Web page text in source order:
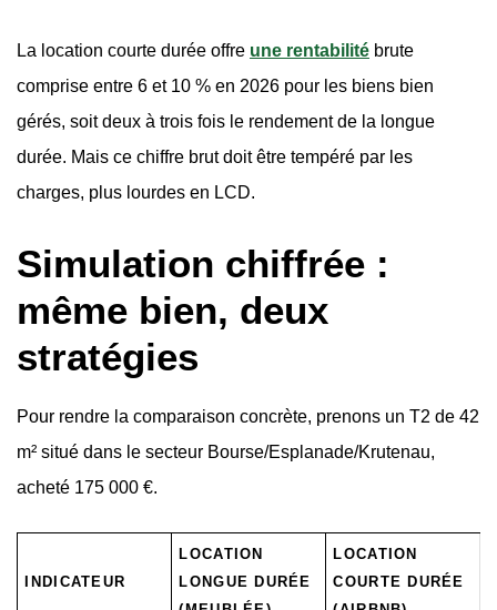
La location courte durée offre une rentabilité brute
comprise entre 6 et 10 % en 2026 pour les biens bien
gérés, soit deux à trois fois le rendement de la longue
durée. Mais ce chiffre brut doit être tempéré par les
charges, plus lourdes en LCD.
Simulation chiffrée :
même bien, deux
stratégies
Pour rendre la comparaison concrète, prenons un T2 de 42
m² situé dans le secteur Bourse/Esplanade/Krutenau,
acheté 175 000 €.
INDICATEUR
LOCATION
LONGUE DURÉE
LOCATION
COURTE DURÉE